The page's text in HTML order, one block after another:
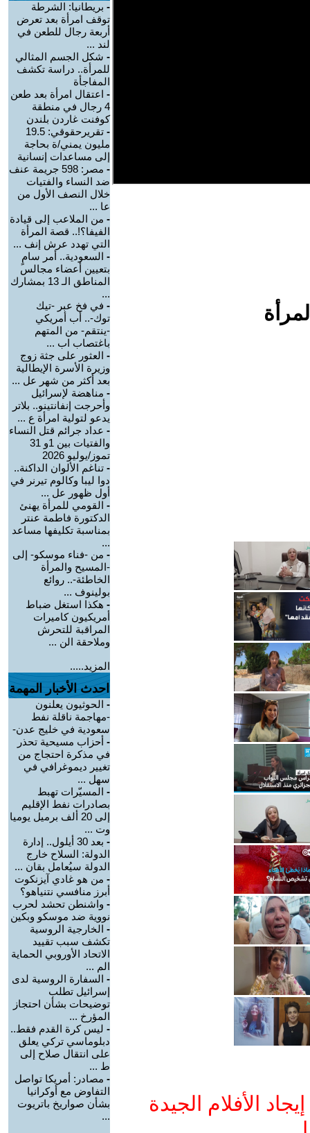
الأفلام الجيدة
- بريطانيا: الشرطة
توقف امرأة بعد تعرض
أربعة رجال للطعن في
لند ...
- شكل الجسم المثالي
للمرأة.. دراسة تكشف
المفاجأة
- اعتقال امرأة بعد طعن
4 رجال في منطقة
كوفنت غاردن بلندن
-
تقريرحقوقي: 19.5
مليون يمني/ة بحاجة
إلى مساعدات إنسانية
-
مصر: 598 جريمة عنف
ضد النساء والفتيات
خلال النصف الأول من
عا ...
- من الملاعب إلى قيادة
الفيفا؟!.. قصة المرأة
التي تهدد عرش إنف ...
- السعودية.. أمر سامٍ
بتعيين أعضاء مجالس
المناطق الـ 13 بمشارك
...
- في فخ عبر -تيك
توك-.. أب أمريكي
-ينتقم- من المتهم
باغتصاب اب ...
- العثور على جثة زوج
وزيرة الأسرة الإيطالية
بعد أكثر من شهر عل ...
- مناهضة لإسرائيل
وأحرجت إنفانتينو.. بلاتر
يدعو لتولية امرأة ع ...
- عداد جرائم قتل النساء
والفتيات بين 1و 31
تموز/يوليو 2026
- تناغم الألوان الداكنة..
دوا ليبا وكالوم تيرنر في
أول ظهور عل ...
- القومي للمرأة يهنئ
الدكتورة فاطمة عنتر
بمناسبة تكليفها مساعد
...
- من -فناء موسكو- إلى
-المسيح والمرأة
الخاطئة-.. روائع
بولينوف ...
- هكذا استغل ضباط
أمريكيون كاميرات
المراقبة للتحرش
وملاحقة الن ...
المزيد.....
احدث الأخبار المهمة
- الحوثيون يعلنون
-مهاجمة ناقلة نفط
سعودية في خليج عدن-
- أحزاب مسيحية تحذر
في مذكرة احتجاج من
تغيير ديموغرافي في
سهل ...
- المسيّرات تهبط
بصادرات نفط الإقليم
إلى 20 ألف برميل يوميا
وت ...
-
بعد 30 أيلول.. إدارة
الدولة: السلاح خارج
الدولة سيُعامل بقان ...
- من هو غادي آيزنكوت
أبرز منافسي نتنياهو؟
- واشنطن تحشد لحرب
نووية ضد موسكو وبكين
- الخارجية الروسية
تكشف سبب تقييد
الاتحاد الأوروبي الحماية
الم ...
- السفارة الروسية لدى
إسرائيل تطلب
توضيحات بشأن احتجاز
المؤرخ ...
- ليس كرة القدم فقط..
دبلوماسي تركي يعلق
على انتقال صلاح إلى
ط ...
- مصادر: أمريكا تواصل
التفاوض مع أوكرانيا
بشأن صواريخ باتريوت
...